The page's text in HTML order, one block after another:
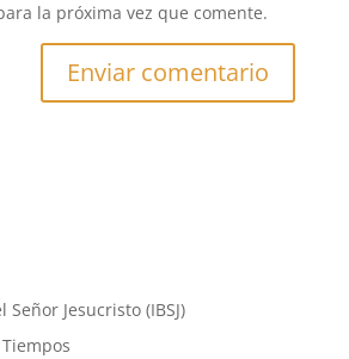
la próxima vez que comente.
Jesucristo (IBSJ)